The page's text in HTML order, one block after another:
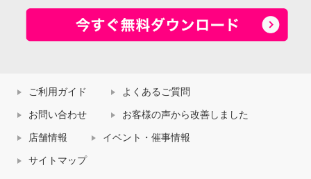
ご利用ガイド よくあるご質問
お問い合わせ お客様の声から改善しました
店舗情報 イベント・催事情報
サイトマップ